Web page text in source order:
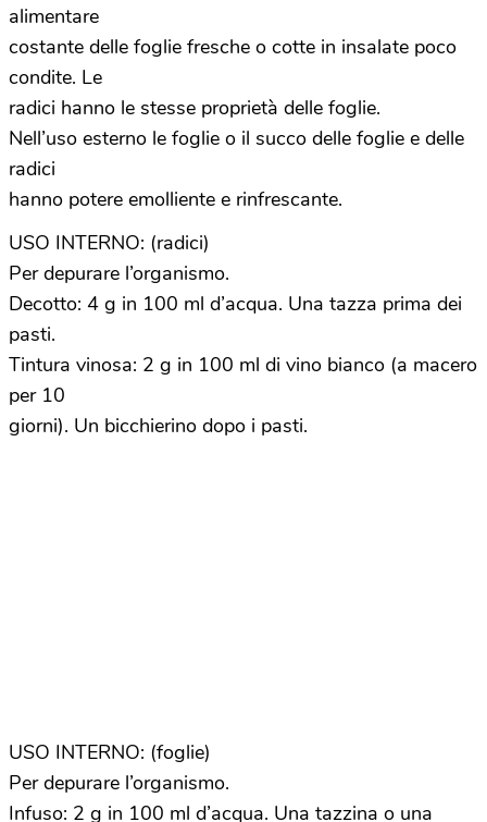
alimentare
costante delle foglie fresche o cotte in insalate poco
condite. Le
radici hanno le stesse proprietà delle foglie.
Nell’uso esterno le foglie o il succo delle foglie e delle
radici
hanno potere emolliente e rinfrescante.
USO INTERNO: (radici)
Per depurare l’organismo.
Decotto: 4 g in 100 ml d’acqua. Una tazza prima dei
pasti.
Tintura vinosa: 2 g in 100 ml di vino bianco (a macero
per 10
giorni). Un bicchierino dopo i pasti.
USO INTERNO: (foglie)
Per depurare l’organismo.
Infuso: 2 g in 100 ml d’acqua. Una tazzina o una